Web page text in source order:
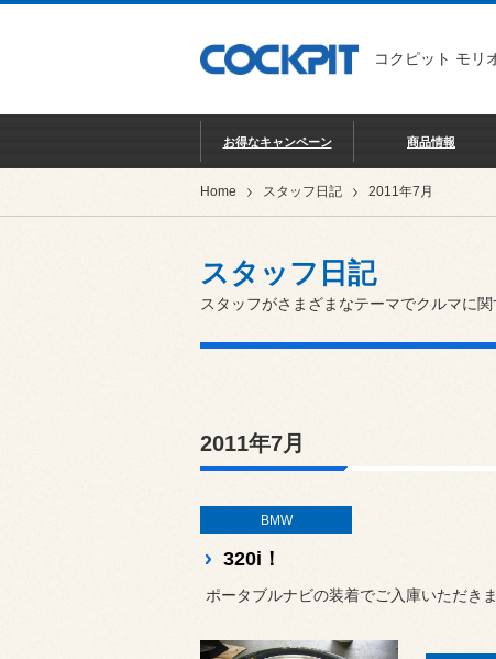
コクピット モリ
お得なキャンペーン 商品情報
Home スタッフ日記 2011年7月
スタッフ日記
スタッフがさまざまなテーマでクルマに関
2011年7月
BMW
320i！
ポータブルナビの装着でご入庫いただき